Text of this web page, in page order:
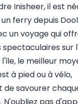
Inisheer, il est
ferry depuis
un voyage qui
sur
l'île, le meilleur
à pied ou à vélo,
savourer